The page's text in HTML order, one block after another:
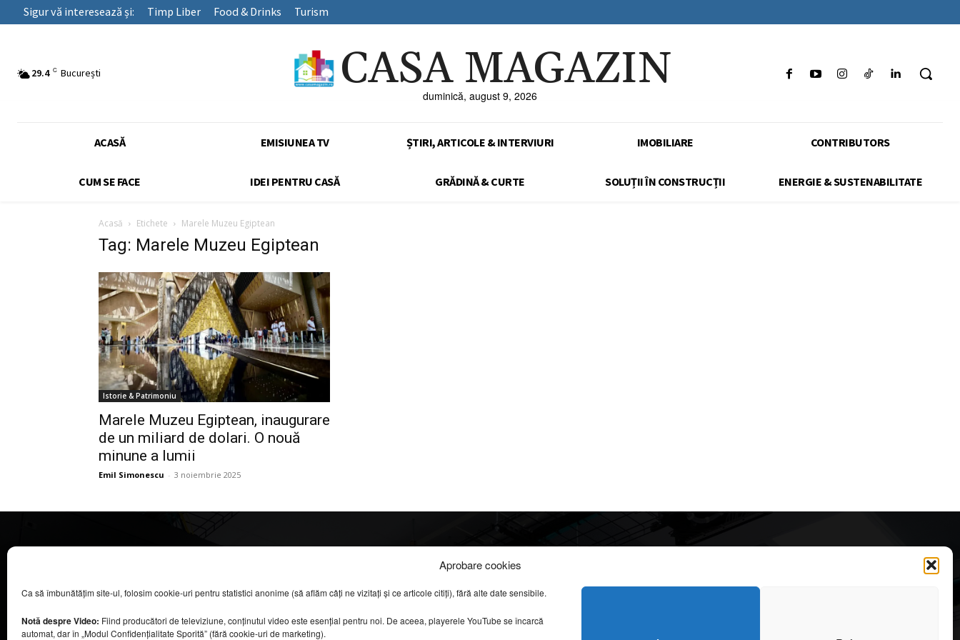
Aprobare cookies
Ca să îmbunătățim site-ul, folosim cookie-uri pentru statistici anonime (să aflăm câți ne vizitați și ce articole citiți), fără alte date sensibile.
Notă despre Video: Fiind producători de televiziune, conținutul video este esențial pentru noi. De aceea, playerele YouTube se încarcă
automat, dar în „Modul Confidențialitate Sporită” (fără cookie-uri de marketing).
Sigur vă interesează și: Timp Liber Food & Drinks Turism
29.4 C București CASA MAGAZIN
duminică, august 9, 2026
ACASĂ EMISIUNEA TV ȘTIRI, ARTICOLE & INTERVIURI IMOBILIARE CONTRIBUTORS
CUM SE FACE IDEI PENTRU CASĂ GRĂDINĂ & CURTE SOLUȚII ÎN CONSTRUCȚII ENERGIE & SUSTENABILITATE
Acasă Etichete Marele Muzeu Egiptean
Tag: Marele Muzeu Egiptean
Istorie & Patrimoniu
Marele Muzeu Egiptean, inaugurare
de un miliard de dolari. O nouă
minune a lumii
Emil Simonescu - 3 noiembrie 2025
COOL MEDIA BROADCASTING & EVENTS SRL.
Toate drepturile rezervate.
Contacte în secțiunea „Despre noi”.
Info
DESPRE NOI
CONFIDENȚIALITATE & COOKIES
apreciate
Cele mai impresionante cabane